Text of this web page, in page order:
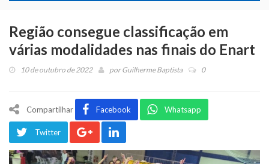
Região consegue classificação em
várias modalidades nas finais do Enart
10 de outubro de 2022 porGuilherme Baptista 0
Compartilhar Facebook Whatsapp
Twitter